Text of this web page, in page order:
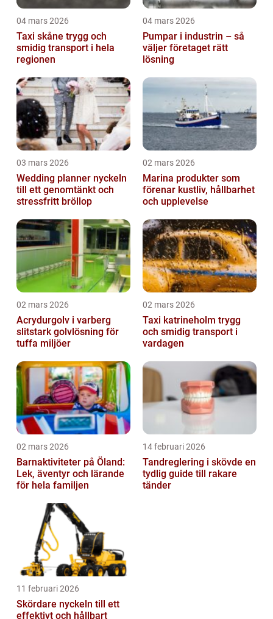
04 mars 2026
Taxi skåne trygg och
smidig transport i hela
regionen
04 mars 2026
Pumpar i industrin – så
väljer företaget rätt
lösning
03 mars 2026
Wedding planner nyckeln
till ett genomtänkt och
stressfritt bröllop
02 mars 2026
Marina produkter som
förenar kustliv, hållbarhet
och upplevelse
02 mars 2026
Acrydurgolv i varberg
slitstark golvlösning för
tuffa miljöer
02 mars 2026
Taxi katrineholm trygg
och smidig transport i
vardagen
02 mars 2026
Barnaktiviteter på Öland:
Lek, äventyr och lärande
för hela familjen
14 februari 2026
Tandreglering i skövde en
tydlig guide till rakare
tänder
11 februari 2026
Skördare nyckeln till ett
effektivt och hållbart